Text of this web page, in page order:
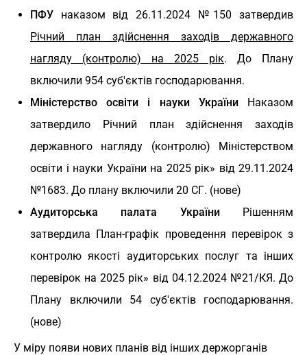
ПФУ наказом від 26.11.2024 №150 затвердив
Річний план здійснення заходів державного
нагляду (контролю) на 2025 рік. До Плану
включили 954 суб'єктів господарювання.
Міністерство освіти і науки УкраїниНаказом
затвердило Річний план здійснення заходів
державного нагляду (контролю) Міністерством
освіти і науки України на 2025 рік» від 29.11.2024
№1683. До плану включили 20 СГ. (нове)
Аудиторська палата УкраїниРішенням
затвердила План-графік проведення перевірок з
контролю якості аудиторських послуг та інших
перевірок на 2025 рік» від 04.12.2024 №21/КЯ. До
Плану включили 54 суб'єктів господарювання.
(нове)
У міру появи нових планів від інших держорганів